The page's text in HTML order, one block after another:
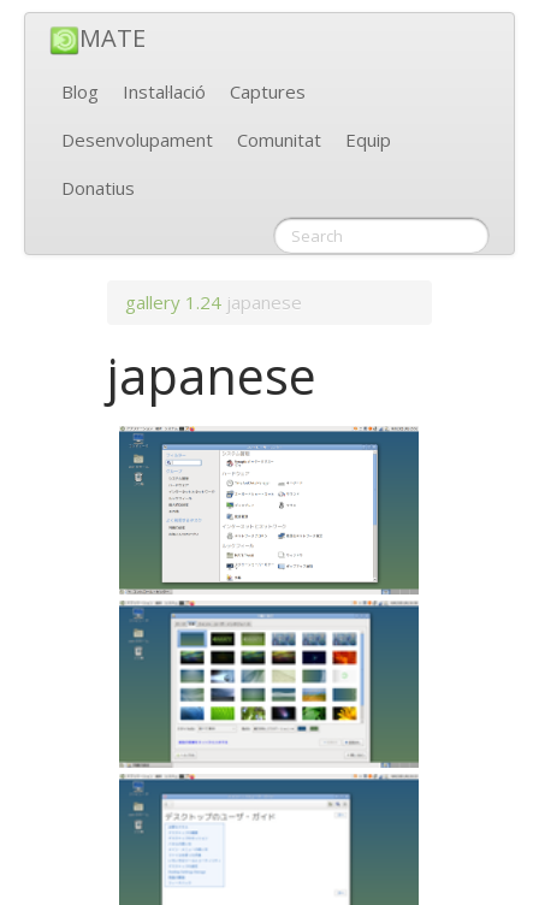
MATE
Blog Instal·lació
Captures
Desenvolupament
Comunitat
Equip
Donatius
gallery 1.24 japanese
japanese